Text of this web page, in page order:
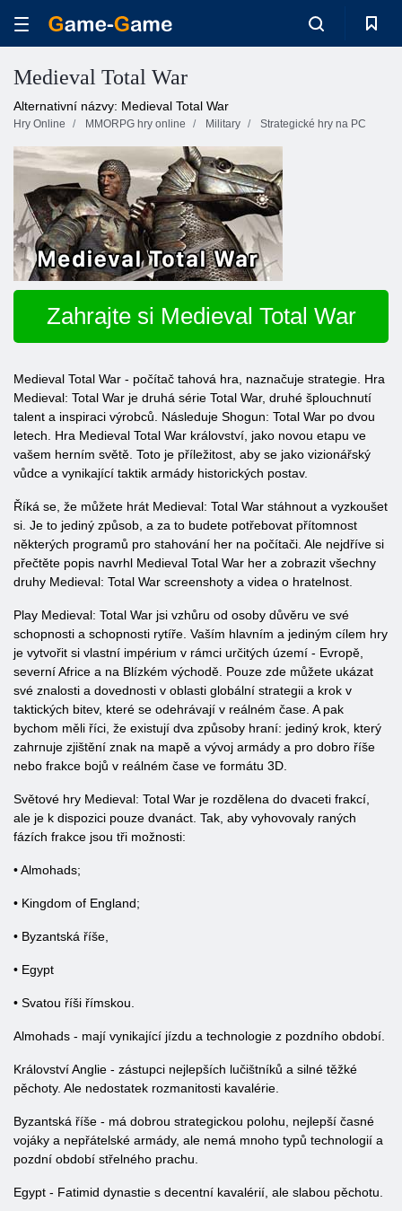
Medieval Total War
Alternativní názvy: Medieval Total War
Hry Online MMORPG hry online Military Strategické hry na PC
Zahrajte si Medieval Total War
Medieval Total War - počítač tahová hra, naznačuje strategie. Hra
Medieval: Total War je druhá série Total War, druhé šplouchnutí
talent a inspiraci výrobců. Následuje Shogun: Total War po dvou
letech. Hra Medieval Total War království, jako novou etapu ve
vašem herním světě. Toto je příležitost, aby se jako vizionářský
vůdce a vynikající taktik armády historických postav.
Říká se, že můžete hrát Medieval: Total War stáhnout a vyzkoušet
si. Je to jediný způsob, a za to budete potřebovat přítomnost
některých programů pro stahování her na počítači. Ale nejdříve si
přečtěte popis navrhl Medieval Total War her a zobrazit všechny
druhy Medieval: Total War screenshoty a videa o hratelnost.
Play Medieval: Total War jsi vzhůru od osoby důvěru ve své
schopnosti a schopnosti rytíře. Vaším hlavním a jediným cílem hry
je vytvořit si vlastní impérium v ​​rámci určitých území - Evropě,
severní Africe a na Blízkém východě. Pouze zde můžete ukázat
své znalosti a dovednosti v oblasti globální strategii a krok v
taktických bitev, které se odehrávají v reálném čase. A pak
bychom měli říci, že existují dva způsoby hraní: jediný krok, který
zahrnuje zjištění znak na mapě a vývoj armády a pro dobro říše
nebo frakce bojů v reálném čase ve formátu 3D.
Světové hry Medieval: Total War je rozdělena do dvaceti frakcí,
ale je k dispozici pouze dvanáct. Tak, aby vyhovovaly raných
fázích frakce jsou tři možnosti:
• Almohads;
• Kingdom of England;
• Byzantská říše,
• Egypt
• Svatou říši římskou.
Almohads - mají vynikající jízdu a technologie z pozdního období.
Království Anglie - zástupci nejlepších lučištníků a silné těžké
pěchoty. Ale nedostatek rozmanitosti kavalérie.
Byzantská říše - má dobrou strategickou polohu, nejlepší časné
vojáky a nepřátelské armády, ale nemá mnoho typů technologií a
pozdní období střelného prachu.
Egypt - Fatimid dynastie s decentní kavalérií, ale slabou pěchotu.